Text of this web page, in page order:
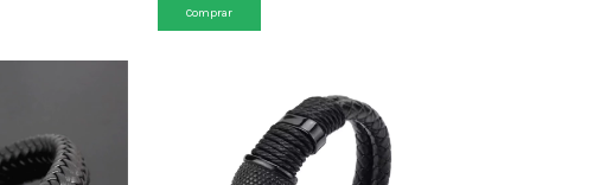
Comprar